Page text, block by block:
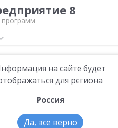
8
программ
на сайте будет
для региона
Россия
Да, все верно
внедрения: 1С:Документооборот в
«1С» и в